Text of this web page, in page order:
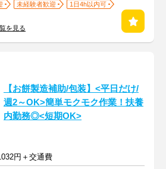
未経験者歓迎
1日4h以内可
を見る
【お餅製造補助/包装】<平日だけ/
週2～OK>簡単モクモク作業！扶養
内勤務◎<短期OK>
円＋交通費